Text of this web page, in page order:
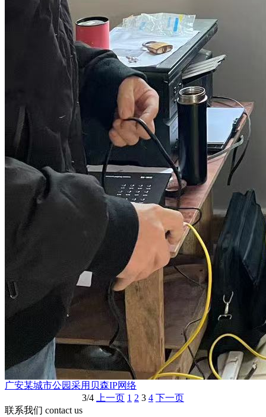
广安某城市公园采用贝森IP网络
3/4
上一页 1 2 3 4 下一页
联系我们 contact us